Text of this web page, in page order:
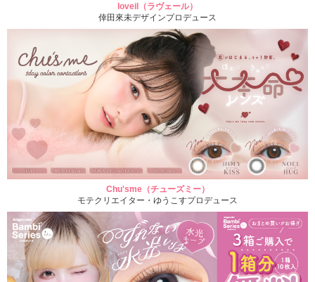
loveil（ラヴェール）
倖田來未デザインプロデュース
Chu'sme（チューズミー）
モテクリエイター・ゆうこすプロデュース